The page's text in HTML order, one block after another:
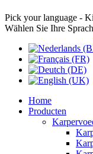
Pick your language -
Wählen Sie Ihre
Home
Producten